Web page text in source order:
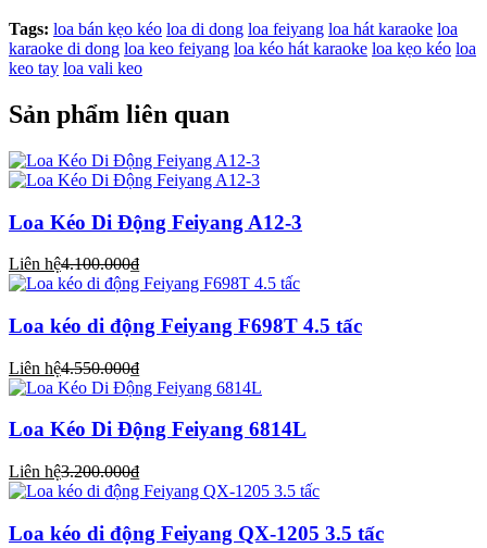
Tags: loa bán kẹo kéo loa di dong loa feiyang loa hát karaoke loa
karaoke di dong loa keo feiyang loa kéo hát karaoke loa kẹo kéo loa
keo tay loa vali keo
Sản phẩm liên quan
Loa Kéo Di Động Feiyang A12-3
Liên hệ4.100.000₫
Loa kéo di động Feiyang F698T 4.5 tấc
Liên hệ4.550.000₫
Loa Kéo Di Động Feiyang 6814L
Liên hệ3.200.000₫
Loa kéo di động Feiyang QX-1205 3.5 tấc